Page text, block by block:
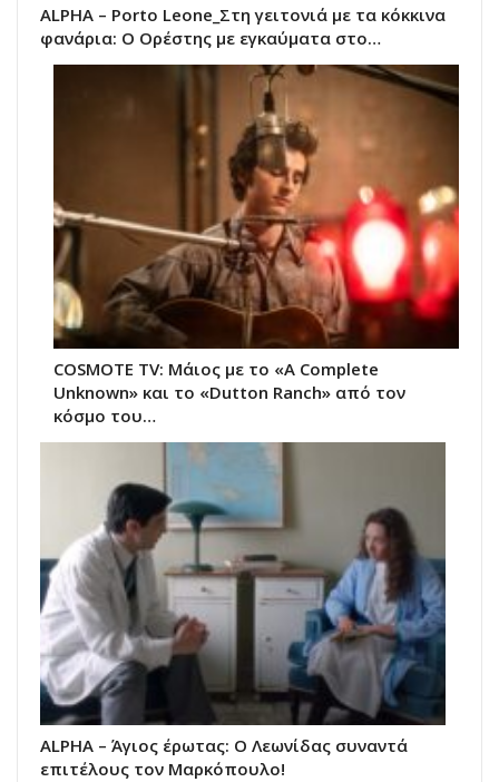
ALPHA – Porto Leone_Στη γειτονιά με τα κόκκινα
φανάρια: Ο Ορέστης με εγκαύματα στο…
COSMOTE TV: Μάιος με το «A Complete
Unknown» και το «Dutton Ranch» από τον
κόσμο του…
ALPHA – Άγιος έρωτας: Ο Λεωνίδας συναντά
επιτέλους τον Μαρκόπουλο!